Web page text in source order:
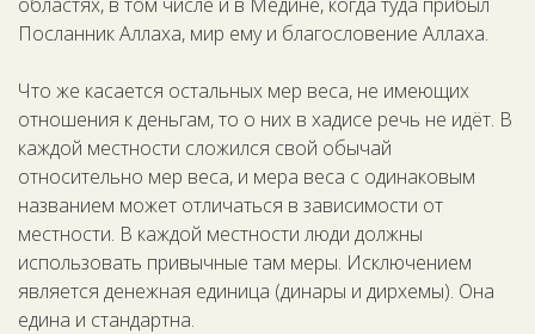
Посланник Аллаха, мир ему и благословение Аллаха.
Что же касается остальных мер веса, не имеющих
отношения к деньгам, то о них в хадисе речь не идёт. В
каждой местности сложился свой обычай
относительно мер веса, и мера веса с одинаковым
названием может отличаться в зависимости от
местности. В каждой местности люди должны
использовать привычные там меры. Исключением
является денежная единица (динары и дирхемы). Она
едина и стандартна.